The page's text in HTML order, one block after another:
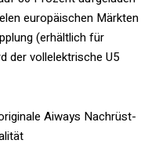
europäischen Märkten
(erhältlich für
der vollelektrische U5
Aiways Nachrüst-